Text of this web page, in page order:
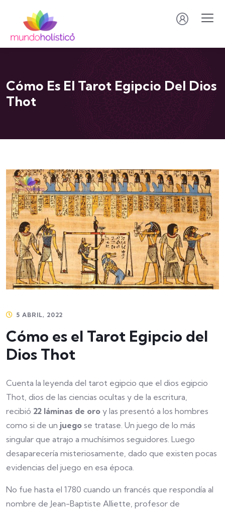
Cómo Es El Tarot Egipcio Del Dios
Thot
5 ABRIL, 2022
Cómo es el Tarot Egipcio del
Dios Thot
Cuenta la leyenda del tarot egipcio que el dios egipcio
Thot, dios de las ciencias ocultas y de la escritura,
recibió 22 láminas de oro y las presentó a los hombres
como si de un juego se tratase. Un juego de lo más
singular que atrajo a muchísimos seguidores. Luego
desaparecería misteriosamente, dado que existen pocas
evidencias del juego en esa época.
No fue hasta el 1780 cuando un francés que respondía al
nombre de Jean-Baptiste Alliette, profesor de